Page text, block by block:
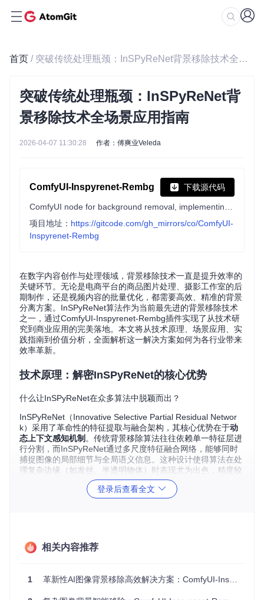
首页 / 突破传统处理瓶颈：InSPyReNet背景移除技术全场景应用指南
突破传统处理瓶颈：InSPyReNet背
景移除技术全场景应用指南
2026-04-07 11:30:28 作者：傅爽业Veleda
ComfyUI-Inspyrenet-Rembg 下载源代码
项目地址： https://gitcode.com/gh_mirrors/co/ComfyUI-
Inspyrenet-Rembg
在数字内容创作与处理领域，背景移除技术一直是提升效率的
关键环节。无论是电商平台的商品图片处理、摄影工作室的后
期制作，还是视频内容的批量优化，都需要高效、精准的背景
分离方案。InSPyReNet算法作为当前最先进的背景移除技术
之一，通过ComfyUI-Inspyrenet-Rembg插件实现了从技术研
究到商业应用的完美落地。本文将从技术原理、场景应用、实
践指南到价值分析，全面解析这一解决方案如何为各行业带来
效率革新。
技术原理：解密InSPyReNet的核心优势
什么让InSPyReNet在众多算法中脱颖而出？
InSPyReNet（Innovative Selective Partial Residual Networ
k）采用了革命性的特征提取与融合架构，其核心优势在于动
态上下文感知机制 。传统背景移除算法往往依赖单一特征层进
行分割，而InSPyReNet通过多尺度特征融合网络，能够同时
捕捉图像的局部细节与全局语义信息。这种设计使得算法在处
理复杂边缘（如发丝、半透明物体）时表现尤为出色，精度较
传统U2Net提升约35%，处理速度提升2倍以上。
渐进式细化策略：从粗到精的分割流程，先定位主体区域再
法的60%，更适合边缘设备部署
登录后查看全文
相关内容推荐
1 革新性AI图像背景移除高效解决方案：ComfyUI-Inspyrenet-Rembg技术解析与实践指南